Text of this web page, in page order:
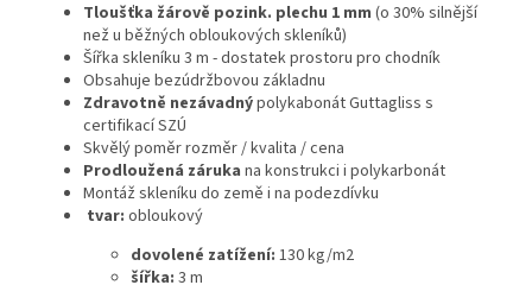
Tloušťka žárově pozink. plechu 1 mm (o 30% silnější
než u běžných obloukových skleníků)
Šířka skleníku 3 m - dostatek prostoru pro chodník
Obsahuje bezúdržbovou základnu
Zdravotně nezávadnýpolykabonát Guttagliss s
certifikací SZÚ
Skvělý poměr rozměr / kvalita / cena
Prodloužená záruka na konstrukci i polykarbonát
Montáž skleníku do země i na podezdívku
tvar: obloukový
dovolené zatížení: 130 kg/m2
šířka: 3 m